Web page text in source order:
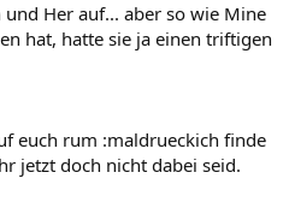
Her auf... aber so wie Mine
hat, hatte sie ja einen triftigen
euch rum :maldrueckich finde
jetzt doch nicht dabei seid.